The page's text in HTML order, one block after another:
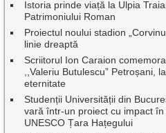
Istoria prinde viață la Ulpia
Patrimoniului Roman
Proiectul noului stadion
linie dreaptă
Scriitorul Ion Caraion
,,Valeriu Butulescu” Petroșani,
eternitate
Studenții Universității din
vară într-un proiect cu impact
UNESCO Țara Hațegului